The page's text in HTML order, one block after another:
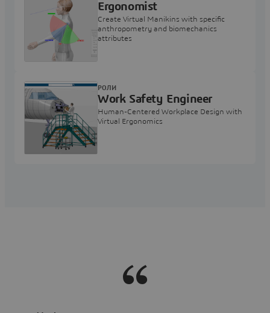
Ergonomist
Create Virtual Manikins with specific
anthropometry and biomechanics
attributes
Work Safety Engineer
Human-Centered Workplace Design with
Virtual Ergonomics
РОЛИ